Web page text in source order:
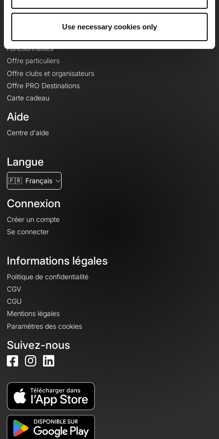
Use necessary cookies only
Fonctionnalités
Offre particuliers
Offre clubs et organisateurs
Offre PRO Destinations
Carte cadeau
Aide
Centre d'aide
Langue
🇫🇷 Français
Connexion
Créer un compte
Se connecter
Informations légales
Politique de confidentialité
CGV
CGU
Mentions légales
Paramètres des cookies
Suivez-nous